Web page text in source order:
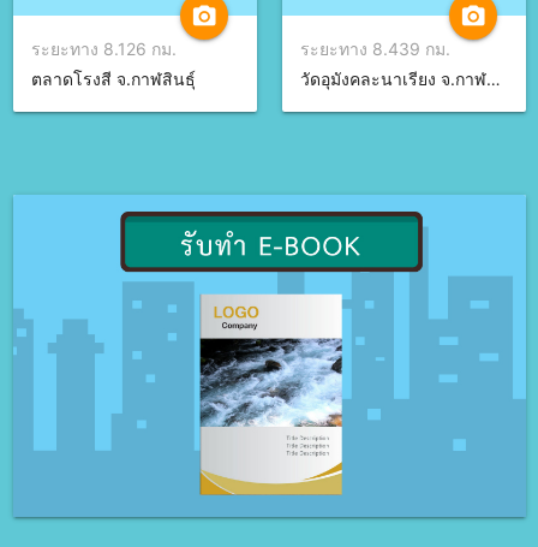
camera_alt
ระยะทาง 8.126 กม.
ตลาดโรงสี จ.กาฬสินธุ์
camera_alt
ระยะทาง 8.439 กม.
วัดอุมังคละนาเรียง จ.กาฬสินธุ์